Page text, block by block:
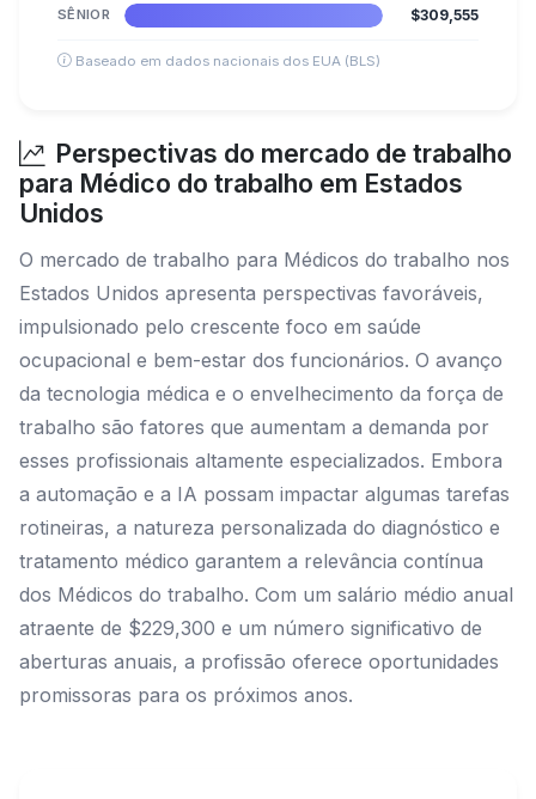
SÊNIOR $309,555
Baseado em dados nacionais dos EUA (BLS)
Perspectivas do mercado de trabalho
para Médico do trabalho em Estados
Unidos
O mercado de trabalho para Médicos do trabalho nos
Estados Unidos apresenta perspectivas favoráveis,
impulsionado pelo crescente foco em saúde
ocupacional e bem-estar dos funcionários. O avanço
da tecnologia médica e o envelhecimento da força de
trabalho são fatores que aumentam a demanda por
esses profissionais altamente especializados. Embora
a automação e a IA possam impactar algumas tarefas
rotineiras, a natureza personalizada do diagnóstico e
tratamento médico garantem a relevância contínua
dos Médicos do trabalho. Com um salário médio anual
atraente de $229,300 e um número significativo de
aberturas anuais, a profissão oferece oportunidades
promissoras para os próximos anos.